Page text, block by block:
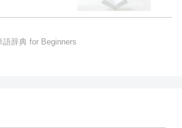
語辞典 for Beginners